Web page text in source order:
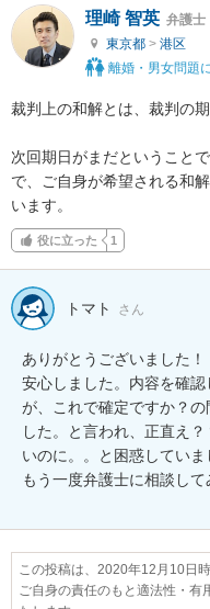
理崎 智英 弁護士
東京都 > 港区
離婚・男女問題
裁判上の和解とは、裁判の
次回期日がまだということ
で、ご自身が希望される和
います。
役に立った 1
トマト さん
ありがとうございました！
安心しました。内容を確
が、これで確定ですか？
した。と言われ、正直え
いのに。。と困惑していま
もう一度弁護士に相談して
この投稿は、2020年12月10日
ご自身の責任のもと適法性・